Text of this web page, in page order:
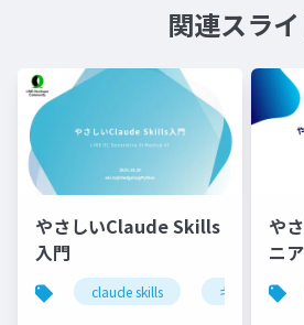
関連スラ
やさしいClaude Skills
入門
claude skills キミガタリ
や
ニ